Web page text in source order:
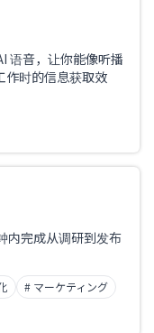
语音，让你能像听播
作时的信息获取效
内完成从调研到发布
# マーケティング